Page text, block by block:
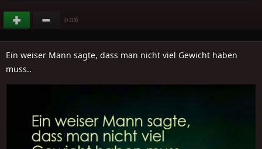
(+219)
Ein weiser Mann sagte, dass man nicht viel Gewicht haben
muss..